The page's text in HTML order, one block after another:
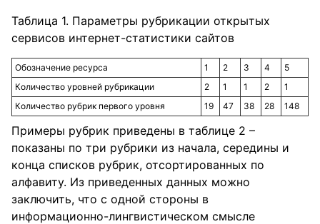
Таблица 1. Параметры рубрикации открытых
сервисов интернет-статистики сайтов
Обозначение ресурса 1 2 3 4
5
Количество уровней рубрикации
2 1 1 2
1
Количество рубрик первого уровня
19 47 38 28 148
Примеры рубрик приведены в таблице 2 –
показаны по три рубрики из начала, середины и
конца списков рубрик, отсортированных по
алфавиту. Из приведенных данных можно
заключить, что с одной стороны в
информационно-лингвистическом смысле